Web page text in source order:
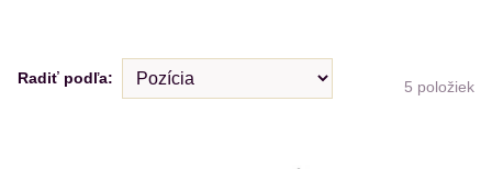
Radiť podľa: 5 položiek